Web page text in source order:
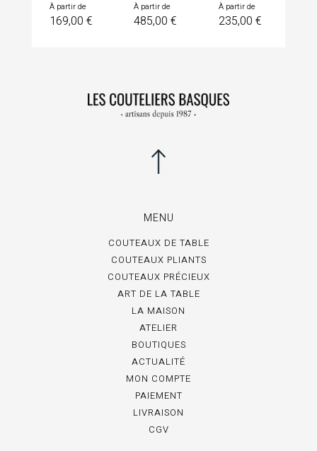
À partir de
169,00 €
À partir de
485,00 €
À partir de
235,00 €
MENU
COUTEAUX DE TABLE
COUTEAUX PLIANTS
COUTEAUX PRÉCIEUX
ART DE LA TABLE
LA MAISON
ATELIER
BOUTIQUES
ACTUALITÉ
MON COMPTE
PAIEMENT
LIVRAISON
CGV